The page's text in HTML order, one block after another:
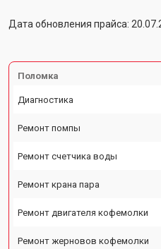
Дата обновления прайса:
Поломка
Диагностика
Ремонт помпы
Ремонт счетчика воды
Ремонт крана пара
Ремонт двигателя кофемолки
Ремонт жерновов кофемолки